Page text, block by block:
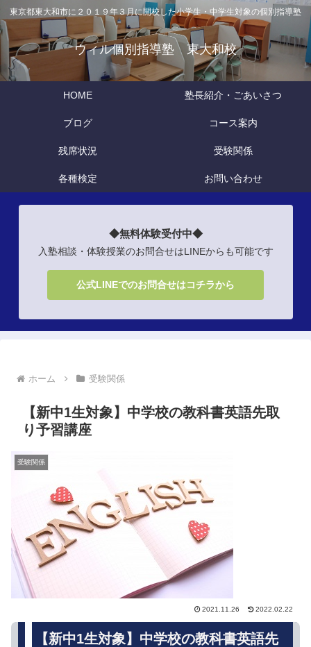
東京都東大和市に２０１９年３月に開校した小学生・中学生対象の個別指導塾
ウィル個別指導塾 東大和校
HOME 塾長紹介・ごあいさつ
ブログ コース案内
残席状況 受験関係
各種検定 お問い合わせ
◆無料体験受付中◆
入塾相談・体験授業のお問合せはLINEからも可能です
公式LINEでのお問合せはコチラから
ホーム 受験関係
【新中1生対象】中学校の教科書英語先取
り予習講座
受験関係
2021.11.26 2022.02.22
【新中1生対象】中学校の教科書英語先